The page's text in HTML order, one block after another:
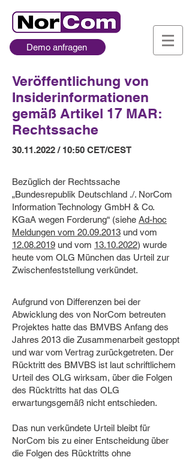
Demo anfragen
Veröffentlichung von
Insiderinformationen
gemäß Artikel 17 MAR:
Rechtssache
30.11.2022 / 10:50 CET/CEST
Bezüglich der Rechtssache
„Bundesrepublik Deutschland ./. NorCom
Information Technology GmbH & Co.
KGaA wegen Forderung“ (siehe Ad-hoc
Meldungen vom 20.09.2013 und vom
12.08.2019 und vom 13.10.2022) wurde
heute vom OLG München das Urteil zur
Zwischenfeststellung verkündet.
Aufgrund von Differenzen bei der
Abwicklung des von NorCom betreuten
Projektes hatte das BMVBS Anfang des
Jahres 2013 die Zusammenarbeit gestoppt
und war vom Vertrag zurückgetreten. Der
Rücktritt des BMVBS ist laut schriftlichem
Urteil des OLG wirksam, über die Folgen
des Rücktritts hat das OLG
erwartungsgemäß nicht entschieden.
Das nun verkündete Urteil bleibt für
NorCom bis zu einer Entscheidung über
die Folgen des Rücktritts ohne